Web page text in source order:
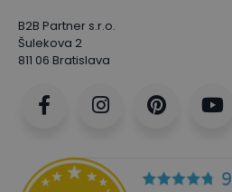
B2B Partner s.r.o.
Šulekova 2
811 06 Bratislava